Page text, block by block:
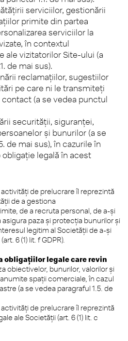
serviciilor, gestionării
primite din partea
serviciilor la
în contextul
ale vizitatorilor Site-ului (a
de mai sus).
reclamațiilor, sugestiilor
pe care ni le transmiteți
(a se vedea punctul
securității, siguranței,
și bunurilor (a se
de mai sus), în cazurile în
legală în acest
de prelucrare îl reprezintă
de a gestiona
de a recruta personal, de a-și
paza și protecția bunurilor și
legitim al Societății de a-și
6 (1) lit. f GDPR).
obligațiilor legale care revin
obiectivelor, bunurilor, valorilor și
spații comerciale, în cazul
(a se vedea paragraful 1.5. de
de prelucrare îl reprezintă
ale Societății (art. 6 (1) lit. c